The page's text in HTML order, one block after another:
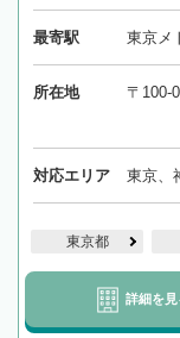
最寄駅 東京メ
所在地 〒100-
対応エリア 東京、
東京都
詳細を見